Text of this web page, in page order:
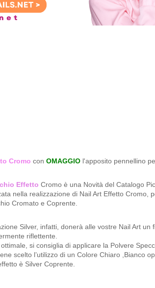
Cromo con OMAGGIO l'apposito pennellino
Effetto Cromo è una Novità del Catalogo
nella realizzazione di Nail Art Effetto Cromo,
Cromato e Coprente.
Silver, infatti, donerà alle vostre Nail Art un
riflettente.
si consiglia di applicare la Polvere
scelto l’utilizzo di un Colore Chiaro ,Bianco
è Silver Coprente.